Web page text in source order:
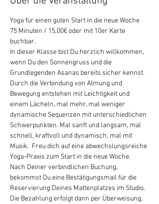
Yoga für einen guten Start in die neue Woche
75 Minuten / 15,00€ oder mit 10er Karte
buchbar.
In dieser Klasse bist Du herzlich willkommen,
wenn Du den Sonnengruss und die
Grundlegenden Asanas bereits sicher kennst.
Durch die Verbindung von Atmung und
Bewegung entstehen mit Leichtigkeit und
einem Lächeln, mal mehr, mal weniger
dynamische Sequenzen mit unterschiedlichen
Schwerpunkten. Mal sanft und langsam, mal
schnell, kraftvoll und dynamisch, mal mit
Musik.  Freu dich auf eine abwechslungsreiche
Yoga-Praxis zum Start in die neue Woche.
Nach Deiner verbindlichen Buchung,
bekommst Du eine Bestätigungsmail für die
Reservierung Deines Mattenplatzes im Studio.
Die Bezahlung erfolgt dann per Überweisung,